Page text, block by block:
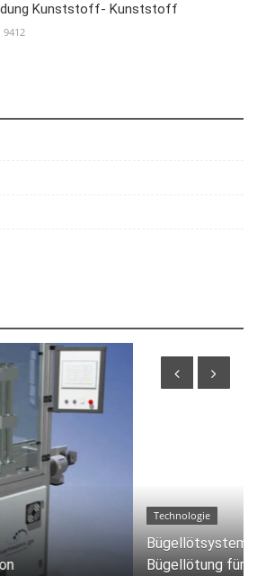
Kunststoff- Kunststoff
9412
Drehteller: Präzise und effiziente